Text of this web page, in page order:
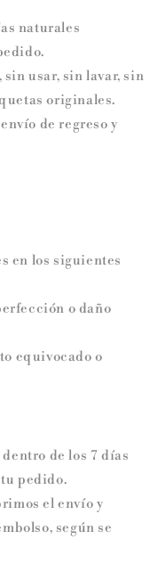
naturales
usar, sin lavar, sin
originales.
de regreso y
en los siguientes
o daño
equivocado o
de los 7 días
pedido.
el envío y
según se